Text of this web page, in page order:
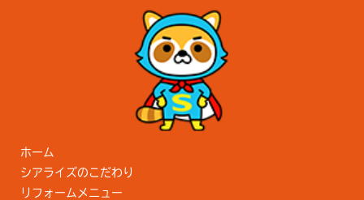
ホーム
シアライズのこだわり
リフォームメニュー